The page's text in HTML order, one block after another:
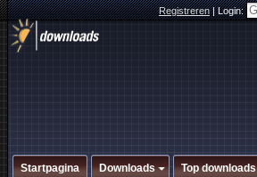
Registreren|Login:
Startpagina Downloads Top downloads